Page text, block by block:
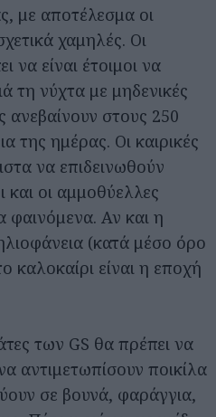
με αποτέλεσμα οι
χαμηλές. Οι
να είναι έτοιμοι να
τη νύχτα με μηδενικές
στους 250
της ημέρας. Οι καιρικές
να επιδεινωθούν
και οι αμμοθύελλες
φαινόμενα. Αν και η
(κατά μέσο όρο
καλοκαίρι είναι η εποχή
των GS θα πρέπει να
αντιμετωπίσουν ποικίλα
σε βουνά, φαράγγια,